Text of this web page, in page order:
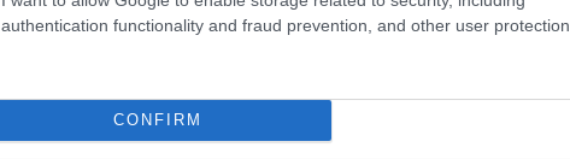
authentication functionality and fraud prevention, and other user protection.
CONFIRM